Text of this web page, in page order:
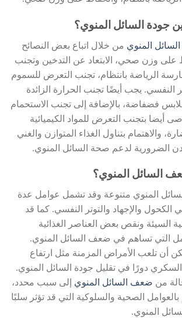
جودة السائل المنوي؟
المنوي من خلال اتباع بعض النصائح
على وزن صحي، الابتعاد عن التدخين وتجنب
الرياضة بانتظام، تجنب التعرض للسموم
النفسي. يجب أيضًا تجنب الحرارة الزائدة
فضفاضة، بالإضافة إلى تجنب الاستحمام
أيضا بتجنب التعرض للمواد الكيميائية
والاهتمام بتناول الغذاء المتوازن والغني
الضرورية لدعم صحة السائل المنوي.
السائل المنوي؟
المنوي متنوعة وقد تشمل عوامل عدة
الكحول والإجهاد والتوتر النفسي. كما قد
السيئة ونقص بعض العناصر الغذائية
التي تساهم في ضعف السائل المنوي.
أن تلعب الأمراض المزمنة مثل ارتفاع
دورًا في تقليل جودة السائل المنوي.
من ضعف السائل المنوي إلى سبب محدد،
الصحية والسلوكية التي قد تؤثر سلبًا
المنوي.